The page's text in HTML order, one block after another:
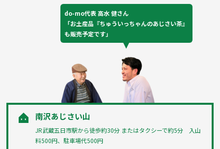
do-mo代表 高水 健さん
「お土産品『ちゅういっちゃんのあじさい茶』
も販売予定です」
南沢あじさい山
JR武蔵五日市駅から徒歩約30分 またはタクシーで約5分 入山
料500円、駐車場代500円